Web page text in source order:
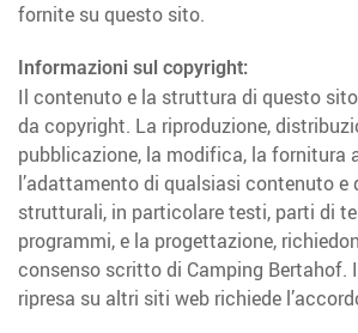
fornite su questo sito.
Informazioni sul copyright:
Il contenuto e la struttura di questo
da copyright. La riproduzione,
pubblicazione, la modifica, la fornitura
l’adattamento di qualsiasi contenuto e
strutturali, in particolare testi, parti di
programmi, e la progettazione,
consenso scritto di Camping Bertahof.
ripresa su altri siti web richiede